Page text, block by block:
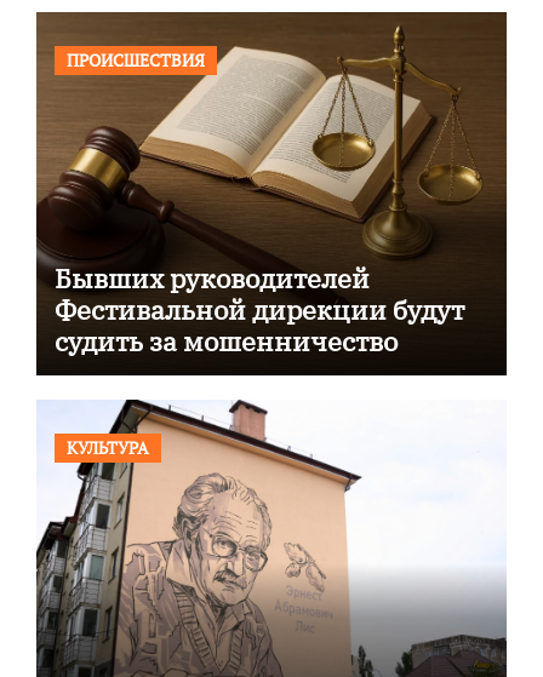
ПРОИСШЕСТВИЯ
Бывших руководителей
Фестивальной дирекции будут
судить за мошенничество
КУЛЬТУРА